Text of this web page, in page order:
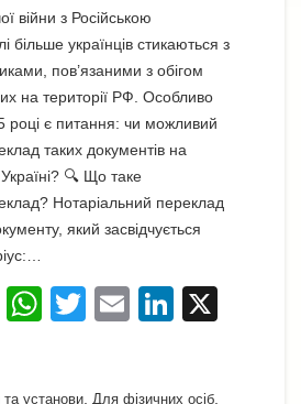
війни з Російською
більше українців стикаються з
пов’язаними з обігом
на території РФ. Особливо
році є питання: чи можливий
таких документів на
🔍 Що таке
Нотаріальний переклад
який засвідчується
T
W
T
E
Li
та установи Для фізичних осіб